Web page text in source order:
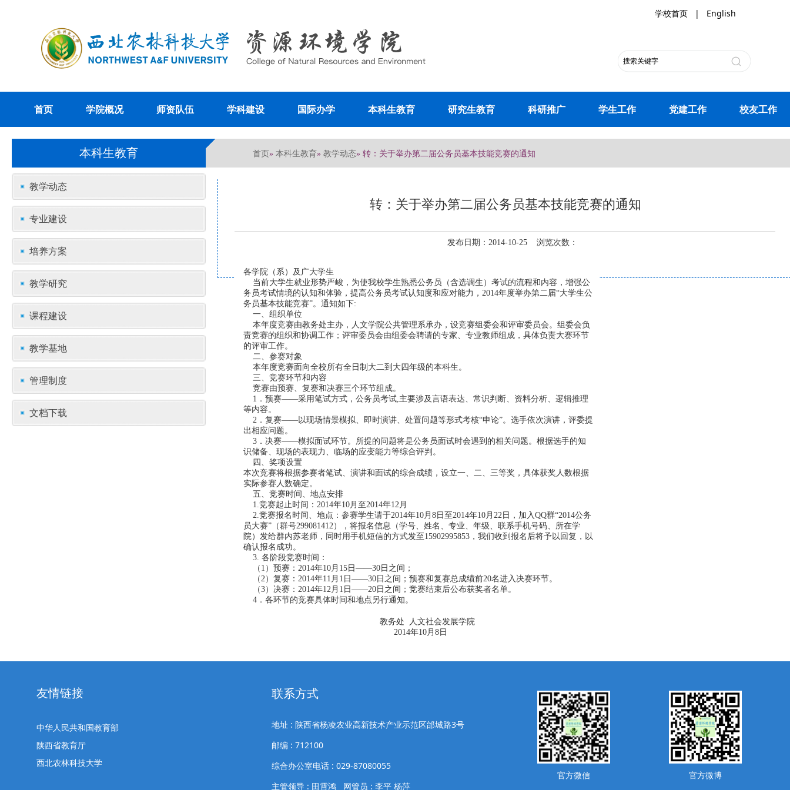
学校首页 | English
首页 学院概况 师资队伍 学科建设 国际办学 本科生教育 研究生教育 科研推广 学生工作 党建工作 校友工作
本科生教育 首页» 本科生教育» 教学动态» 转：关于举办第二届公务员基本技能竞赛的通知
教学动态
专业建设
培养方案
教学研究
课程建设
教学基地
管理制度
文档下载
转：关于举办第二届公务员基本技能竞赛的通知
发布日期：2014-10-25 浏览次数：
各学院（系）及广大学生
当前大学生就业形势严峻，为使我校学生熟悉公务员（含选调生）考试的流程和内容，增强公
务员考试情境的认知和体验，提高公务员考试认知度和应对能力，2014年度举办第二届“大学生公
务员基本技能竞赛”。通知如下:
一、组织单位
本年度竞赛由教务处主办，人文学院公共管理系承办，设竞赛组委会和评审委员会。组委会负
责竞赛的组织和协调工作；评审委员会由组委会聘请的专家、专业教师组成，具体负责大赛环节
的评审工作。
二、参赛对象
本年度竞赛面向全校所有全日制大二到大四年级的本科生。
三、竞赛环节和内容
竞赛由预赛、复赛和决赛三个环节组成。
1．预赛——采用笔试方式，公务员考试,主要涉及言语表达、常识判断、资料分析、逻辑推理
等内容。
2．复赛——以现场情景模拟、即时演讲、处置问题等形式考核“申论”。选手依次演讲，评委提
出相应问题。
3．决赛——模拟面试环节。所提的问题将是公务员面试时会遇到的相关问题。根据选手的知
识储备、现场的表现力、临场的应变能力等综合评判。
四、奖项设置
本次竞赛将根据参赛者笔试、演讲和面试的综合成绩，设立一、二、三等奖，具体获奖人数根据
实际参赛人数确定。
五、竞赛时间、地点安排
1.竞赛起止时间：2014年10月至2014年12月
2.竞赛报名时间、地点：参赛学生请于2014年10月8日至2014年10月22日，加入QQ群“2014公务
员大赛”（群号299081412），将报名信息（学号、姓名、专业、年级、联系手机号码、所在学
院）发给群内苏老师，同时用手机短信的方式发至15902995853，我们收到报名后将予以回复，以
确认报名成功。
3. 各阶段竞赛时间：
（1）预赛：2014年10月15日——30日之间；
（2）复赛：2014年11月1日——30日之间；预赛和复赛总成绩前20名进入决赛环节。
（3）决赛：2014年12月1日——20日之间；竞赛结束后公布获奖者名单。
4．各环节的竞赛具体时间和地点另行通知。
教务处 人文社会发展学院
2014年10月8日
友情链接
中华人民共和国教育部
陕西省教育厅
西北农林科技大学
联系方式
地址 : 陕西省杨凌农业高新技术产业示范区邰城路3号
邮编 : 712100
综合办公室电话 : 029-87080055
主管领导 : 田霄鸿 网管员 : 李平 杨萍
官方微信 官方微博